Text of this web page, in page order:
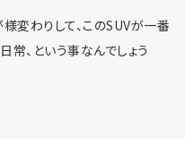
変わりして、このSUVが一番
常、という事なんでしょう